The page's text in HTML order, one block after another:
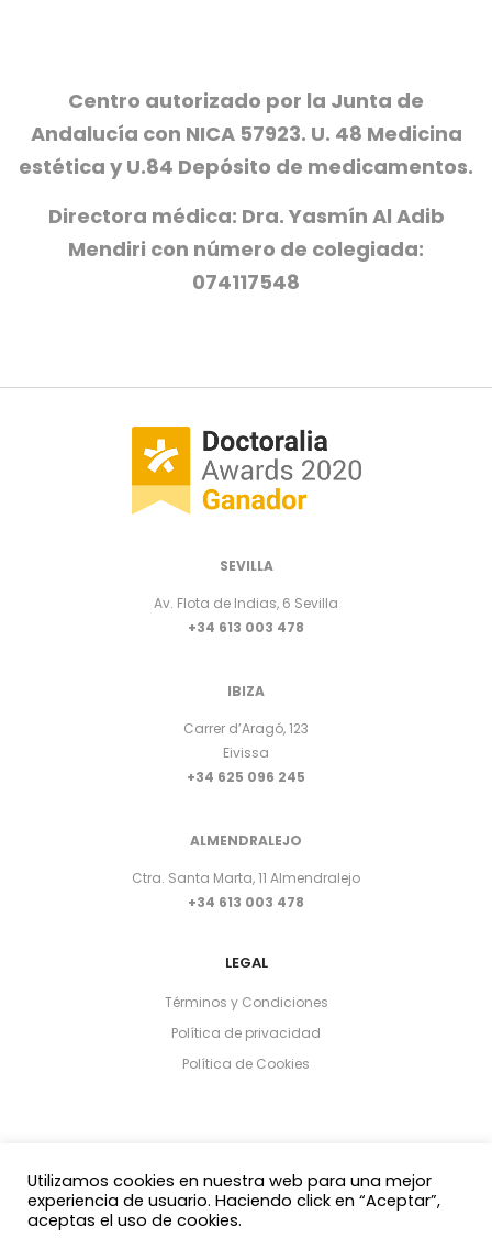
Centro autorizado por la Junta de
Andalucía con NICA 57923. U. 48 Medicina
estética y U.84 Depósito de medicamentos.
Directora médica: Dra. Yasmín Al Adib
Mendiri con número de colegiada:
074117548
SEVILLA
Av. Flota de Indias, 6 Sevilla
+34 613 003 478
IBIZA
Carrer d’Aragó, 123
Eivissa
+34 625 096 245
ALMENDRALEJO
Ctra. Santa Marta, 11 Almendralejo
+34 613 003 478
LEGAL
Términos y Condiciones
Política de privacidad
Política de Cookies
Utilizamos cookies en nuestra web para una mejor
experiencia de usuario. Haciendo click en “Aceptar”,
aceptas el uso de cookies.